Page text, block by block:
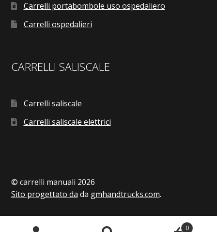
Carrelli portabombole uso ospedaliero
Carrelli ospedalieri
CARRELLI SALISCALE
Carrelli saliscale
Carrelli saliscale elettrici
© carrelli manuali 2026
Sito progettato da da gmhandtrucks.com.
0